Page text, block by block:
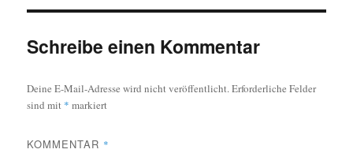
Schreibe einen Kommentar
Deine E-Mail-Adresse wird nicht veröffentlicht.Erforderliche Felder
sind mit * markiert
KOMMENTAR *